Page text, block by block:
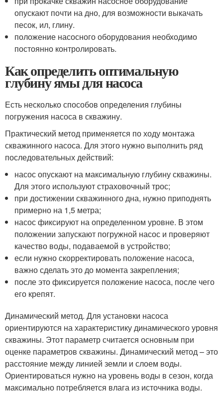
опускают почти на дно, для возможности выкачать
песок, ил, глину.
положение насосного оборудования необходимо
постоянно контролировать.
Как определить оптимальную
глубину ямы для насоса
Есть несколько способов определения глубины
погружения насоса в скважину.
Практический метод применяется по ходу монтажа
скважинного насоса. Для этого нужно выполнить ряд
последовательных действий:
насос опускают на максимальную глубину скважины.
Для этого используют страховочный трос;
при достижении скважинного дна, нужно приподнять
примерно на 1,5 метра;
насос фиксируют на определенном уровне. В этом
положении запускают погружной насос и проверяют
качество воды, подаваемой в устройство;
если нужно скорректировать положение насоса,
важно сделать это до момента закрепления;
после это фиксируется положение насоса, после чего
его крепят.
Динамический метод. Для установки насоса
ориентируются на характеристику динамического уровня
скважины. Этот параметр считается основным при
оценке параметров скважины. Динамический метод – это
расстояние между линией земли и слоем воды.
Ориентироваться нужно на уровень воды в сезон, когда
максимально потребляется влага из источника воды.